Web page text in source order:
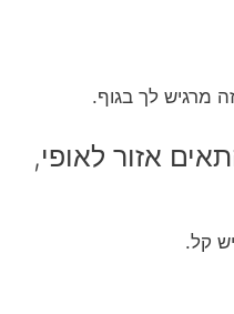
מרגיש לך בגוף.
אזור לאופי,
קל.